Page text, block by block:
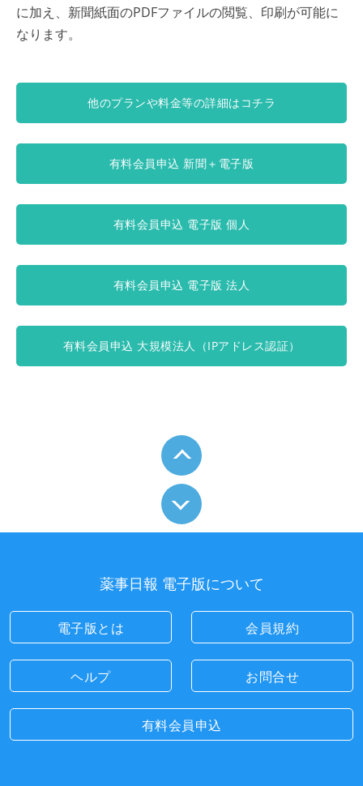
に加え、新聞紙面のPDFファイルの閲覧、印刷が可能に
なります。
他のプランや料金等の詳細はコチラ
有料会員申込 新聞＋電子版
有料会員申込 電子版 個人
有料会員申込 電子版 法人
有料会員申込 大規模法人（IPアドレス認証）
薬事日報 電子版について
電子版とは 会員規約
ヘルプ お問合せ
有料会員申込